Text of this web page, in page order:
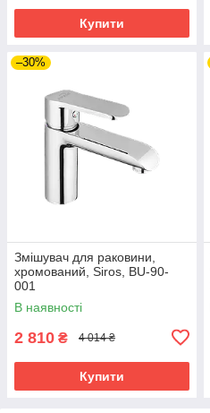
Купити
–30%
Змішувач для раковини,
хромований, Siros, BU-90-
001
В наявності
2 810 ₴ 4 014 ₴
Купити